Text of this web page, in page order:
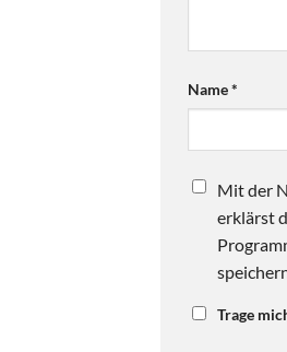
Name*
Mit der
erklärst
Trage